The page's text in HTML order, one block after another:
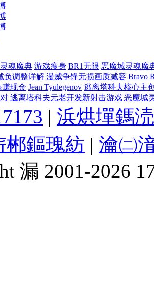
魂魔典 游戏瘦身 BR1无限 恶魔城灵魂魔
负调整详解 漫威争锋无损画质减容 Bravo
赚现金 Jean Tyulegenov 逃离塔科夫核心主
逃离塔科夫元老开发新射击游戏 恶魔城
| 浜烘墠鎷
郴鏂瑰紡 | 瀹㈡
漏 2001-2026